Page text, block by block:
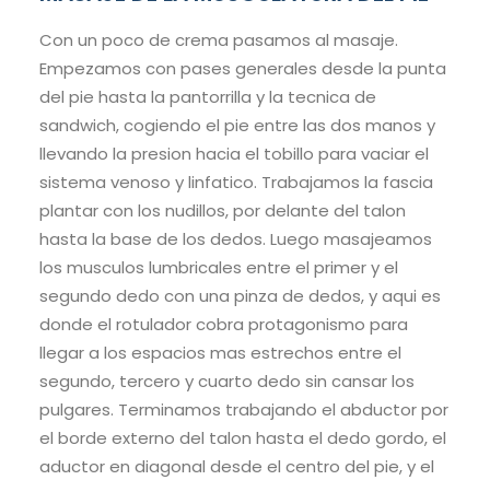
Con un poco de crema pasamos al masaje.
Empezamos con pases generales desde la punta
del pie hasta la pantorrilla y la tecnica de
sandwich, cogiendo el pie entre las dos manos y
llevando la presion hacia el tobillo para vaciar el
sistema venoso y linfatico. Trabajamos la fascia
plantar con los nudillos, por delante del talon
hasta la base de los dedos. Luego masajeamos
los musculos lumbricales entre el primer y el
segundo dedo con una pinza de dedos, y aqui es
donde el rotulador cobra protagonismo para
llegar a los espacios mas estrechos entre el
segundo, tercero y cuarto dedo sin cansar los
pulgares. Terminamos trabajando el abductor por
el borde externo del talon hasta el dedo gordo, el
aductor en diagonal desde el centro del pie, y el